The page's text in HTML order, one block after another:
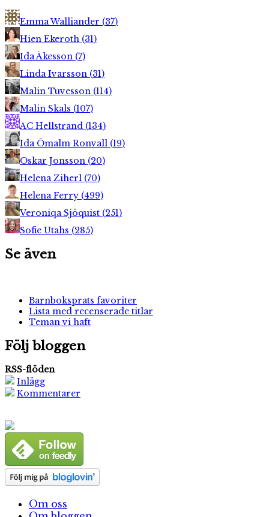
Emma Walliander (37)
Hien Ekeroth (31)
Ida Åkesson (7)
Linda Ivarsson (31)
Malin Tuvesson (114)
Malin Skals (107)
AC Hellstrand (134)
Ida Ömalm Ronvall (19)
Oskar Jonsson (20)
Helena Ziherl (70)
Helena Ferry (499)
Veroniqa Sjöquist (251)
Sofie Utahs (285)
Se även
Barnboksprats favoriter
Lista med recenserade titlar
Teman vi haft
Följ bloggen
RSS-flöden
Inlägg
Kommentarer
Om oss